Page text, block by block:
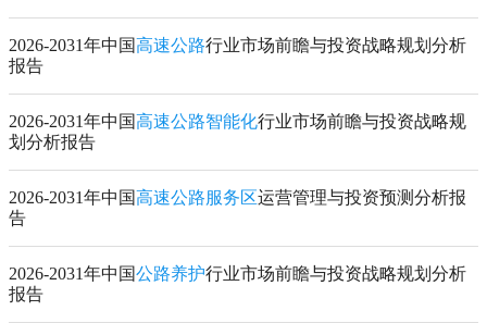
2026-2031年中国高速公路行业市场前瞻与投资战略规划分析
报告
2026-2031年中国高速公路智能化行业市场前瞻与投资战略规
划分析报告
2026-2031年中国高速公路服务区运营管理与投资预测分析报
告
2026-2031年中国公路养护行业市场前瞻与投资战略规划分析
报告